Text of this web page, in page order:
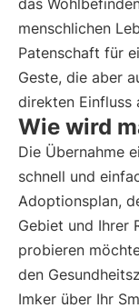
das
menschlichen
Patenschaft für
Geste, die aber
direkten Einfluss
Wie wird
Die Übernahme
schnell und
Adoptionsplan,
Gebiet und Ihrer
probieren
den
Imker über Ihr